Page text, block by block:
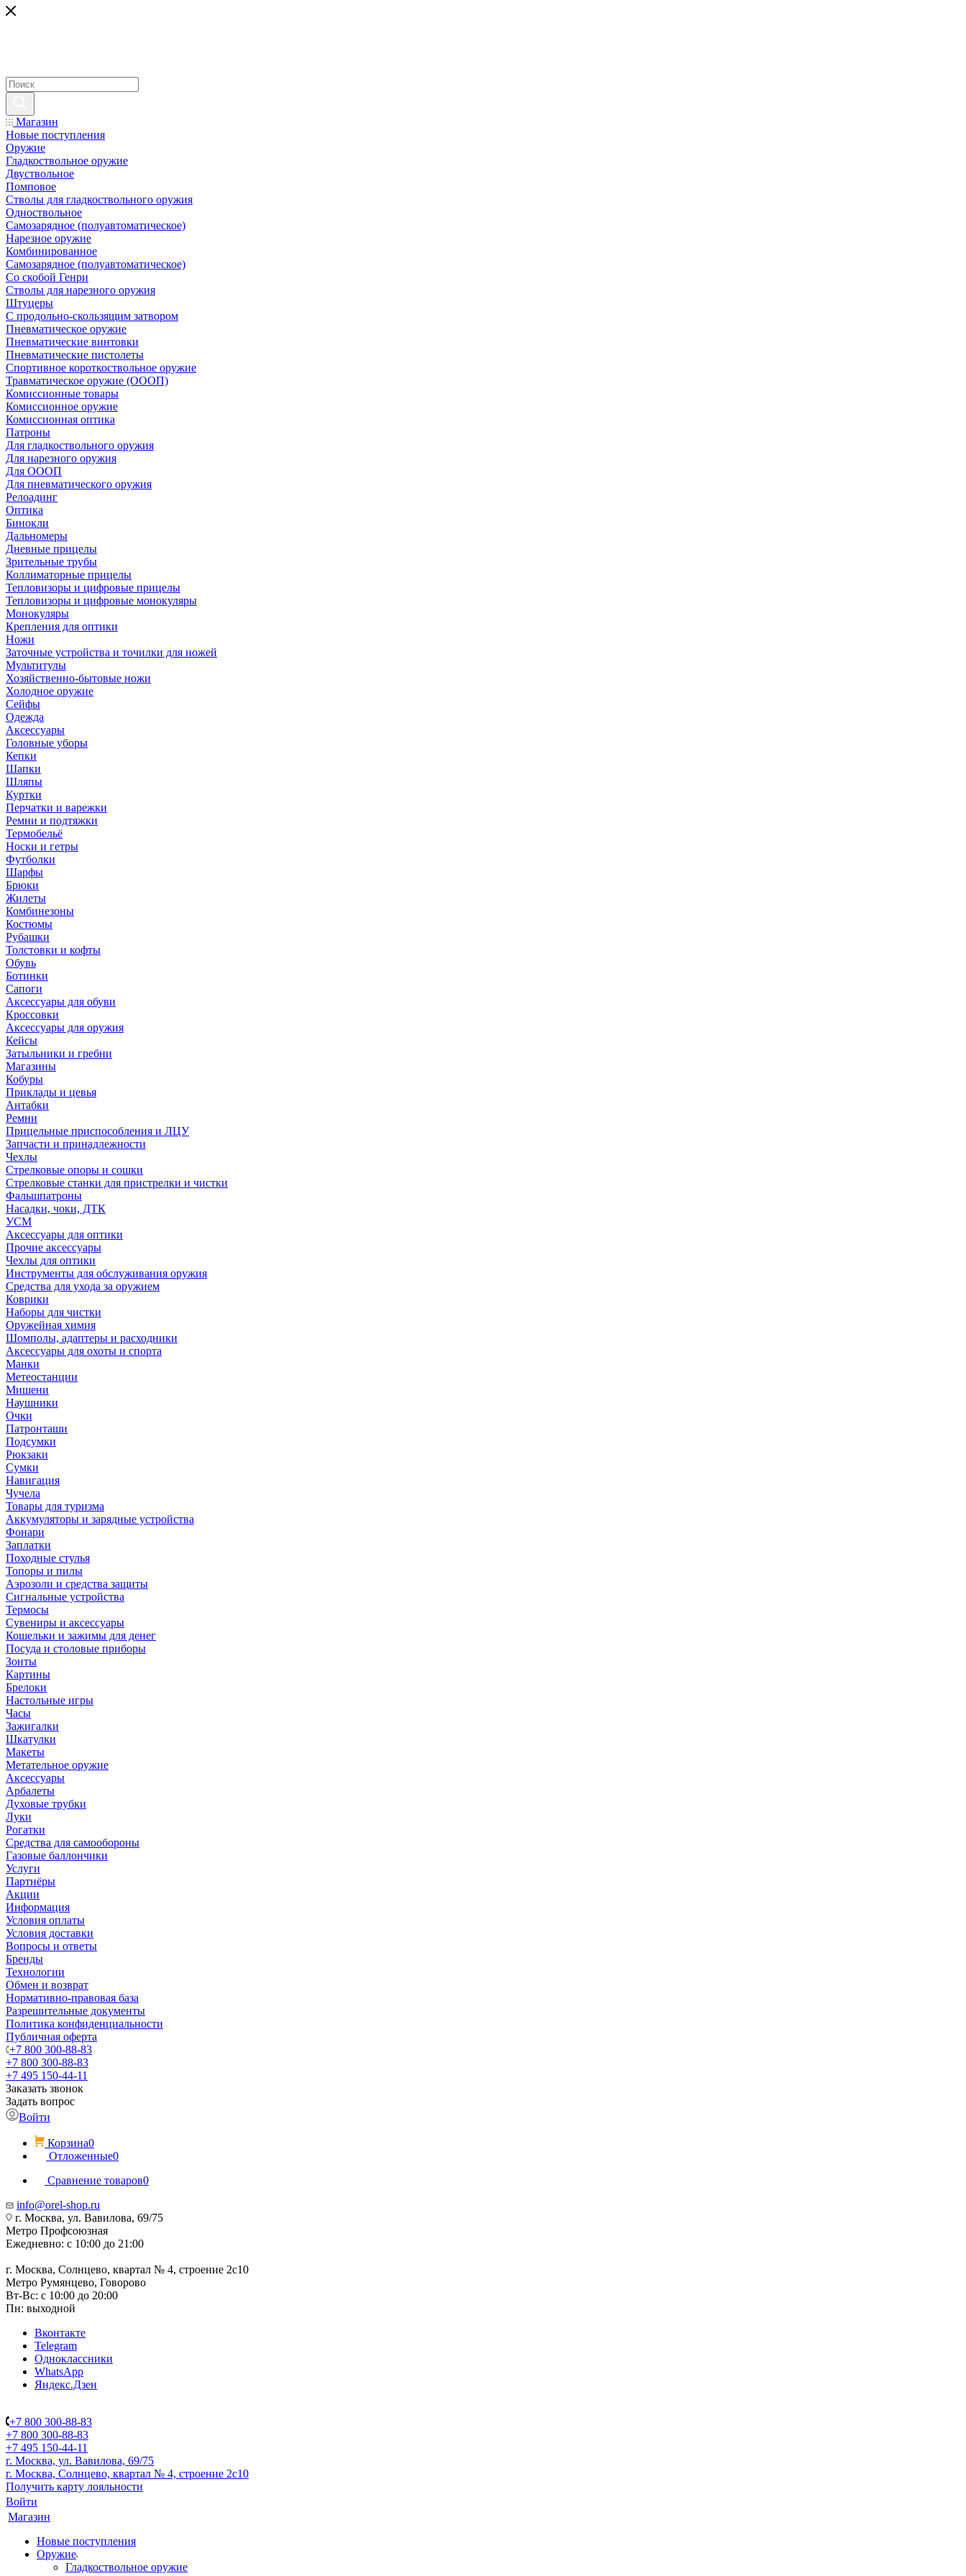
Магазин
Новые поступления
Оружие
Гладкоствольное оружие
Двуствольное
Помповое
Стволы для гладкоствольного оружия
Одноствольное
Самозарядное (полуавтоматическое)
Нарезное оружие
Комбинированное
Самозарядное (полуавтоматическое)
Со скобой Генри
Стволы для нарезного оружия
Штуцеры
С продольно-скользящим затвором
Пневматическое оружие
Пневматические винтовки
Пневматические пистолеты
Спортивное короткоствольное оружие
Травматическое оружие (ОООП)
Комиссионные товары
Комиссионное оружие
Комиссионная оптика
Патроны
Для гладкоствольного оружия
Для нарезного оружия
Для ОООП
Для пневматического оружия
Релоадинг
Оптика
Бинокли
Дальномеры
Дневные прицелы
Зрительные трубы
Коллиматорные прицелы
Тепловизоры и цифровые прицелы
Тепловизоры и цифровые монокуляры
Монокуляры
Крепления для оптики
Ножи
Заточные устройства и точилки для ножей
Мультитулы
Хозяйственно-бытовые ножи
Холодное оружие
Сейфы
Одежда
Аксессуары
Головные уборы
Кепки
Шапки
Шляпы
Куртки
Перчатки и варежки
Ремни и подтяжки
Термобельё
Носки и гетры
Футболки
Шарфы
Брюки
Жилеты
Комбинезоны
Костюмы
Рубашки
Толстовки и кофты
Обувь
Ботинки
Сапоги
Аксессуары для обуви
Кроссовки
Аксессуары для оружия
Кейсы
Затыльники и гребни
Магазины
Кобуры
Приклады и цевья
Антабки
Ремни
Прицельные приспособления и ЛЦУ
Запчасти и принадлежности
Чехлы
Стрелковые опоры и сошки
Стрелковые станки для пристрелки и чистки
Фальшпатроны
Насадки, чоки, ДТК
УСМ
Аксессуары для оптики
Прочие аксессуары
Чехлы для оптики
Инструменты для обслуживания оружия
Средства для ухода за оружием
Коврики
Наборы для чистки
Оружейная химия
Шомполы, адаптеры и расходники
Аксессуары для охоты и спорта
Манки
Метеостанции
Мишени
Наушники
Очки
Патронташи
Подсумки
Рюкзаки
Сумки
Навигация
Чучела
Товары для туризма
Аккумуляторы и зарядные устройства
Фонари
Заплатки
Походные стулья
Топоры и пилы
Аэрозоли и средства защиты
Сигнальные устройства
Термосы
Сувениры и аксессуары
Кошельки и зажимы для денег
Посуда и столовые приборы
Зонты
Картины
Брелоки
Настольные игры
Часы
Зажигалки
Шкатулки
Макеты
Метательное оружие
Аксессуары
Арбалеты
Духовые трубки
Луки
Рогатки
Средства для самообороны
Газовые баллончики
Услуги
Партнёры
Акции
Информация
Условия оплаты
Условия доставки
Вопросы и ответы
Бренды
Технологии
Обмен и возврат
Нормативно-правовая база
Разрешительные документы
Политика конфиденциальности
Публичная оферта
+7 800 300-88-83
+7 800 300-88-83
+7 495 150-44-11
Заказать звонок
Задать вопрос
Войти
Корзина0
Отложенные0
Сравнение товаров0
info@orel-shop.ru
г. Москва, ул. Вавилова, 69/75
Метро Профсоюзная
Ежедневно: с 10:00 до 21:00
г. Москва, Солнцево, квартал № 4, строение 2с10
Метро Румянцево, Говорово
Вт-Вс: с 10:00 до 20:00
Пн: выходной
Вконтакте
Telegram
Одноклассники
WhatsApp
Яндекс.Дзен
+7 800 300-88-83
+7 800 300-88-83
+7 495 150-44-11
г. Москва, ул. Вавилова, 69/75
г. Москва, Солнцево, квартал № 4, строение 2с10
Получить карту лояльности
Войти
Магазин
Новые поступления
Оружие
Гладкоствольное оружие